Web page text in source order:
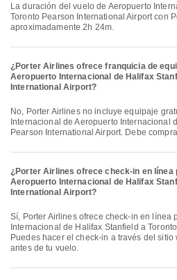
La duración del vuelo de Aeropuerto Internacional de Halifax Stanfield a
Toronto Pearson International Airport con
aproximadamente 2h 24m.
¿Porter Airlines ofrece franquicia de
Aeropuerto Internacional de Halifax
International Airport?
No, Porter Airlines no incluye equipaje gratuito para los vuelos Nacional &
Internacional de Aeropuerto Internacional
Pearson International Airport. Debe
¿Porter Airlines ofrece check-in en línea
Aeropuerto Internacional de Halifax
International Airport?
Sí, Porter Airlines ofrece check-in en línea para vuelos desde Aeropuerto
Internacional de Halifax Stanfield a
Puedes hacer el check-in a través del
antes de tu vuelo.